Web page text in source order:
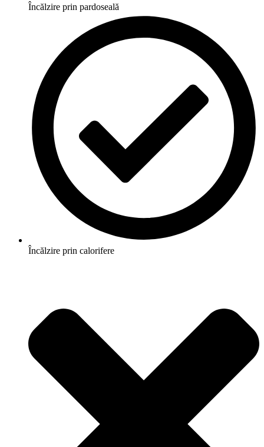
Încălzire prin pardoseală
Încălzire prin calorifere